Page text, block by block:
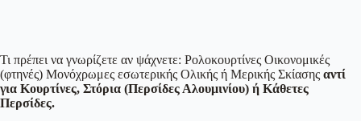
Τι πρέπει να γνωρίζετε αν ψάχνετε: Ρολοκουρτίνες Οικονομικές
(φτηνές) Μονόχρωμες εσωτερικής Ολικής ή Μερικής Σκίασης αντί
για Κουρτίνες, Στόρια (Περσίδες Αλουμινίου) ή Κάθετες
Περσίδες.